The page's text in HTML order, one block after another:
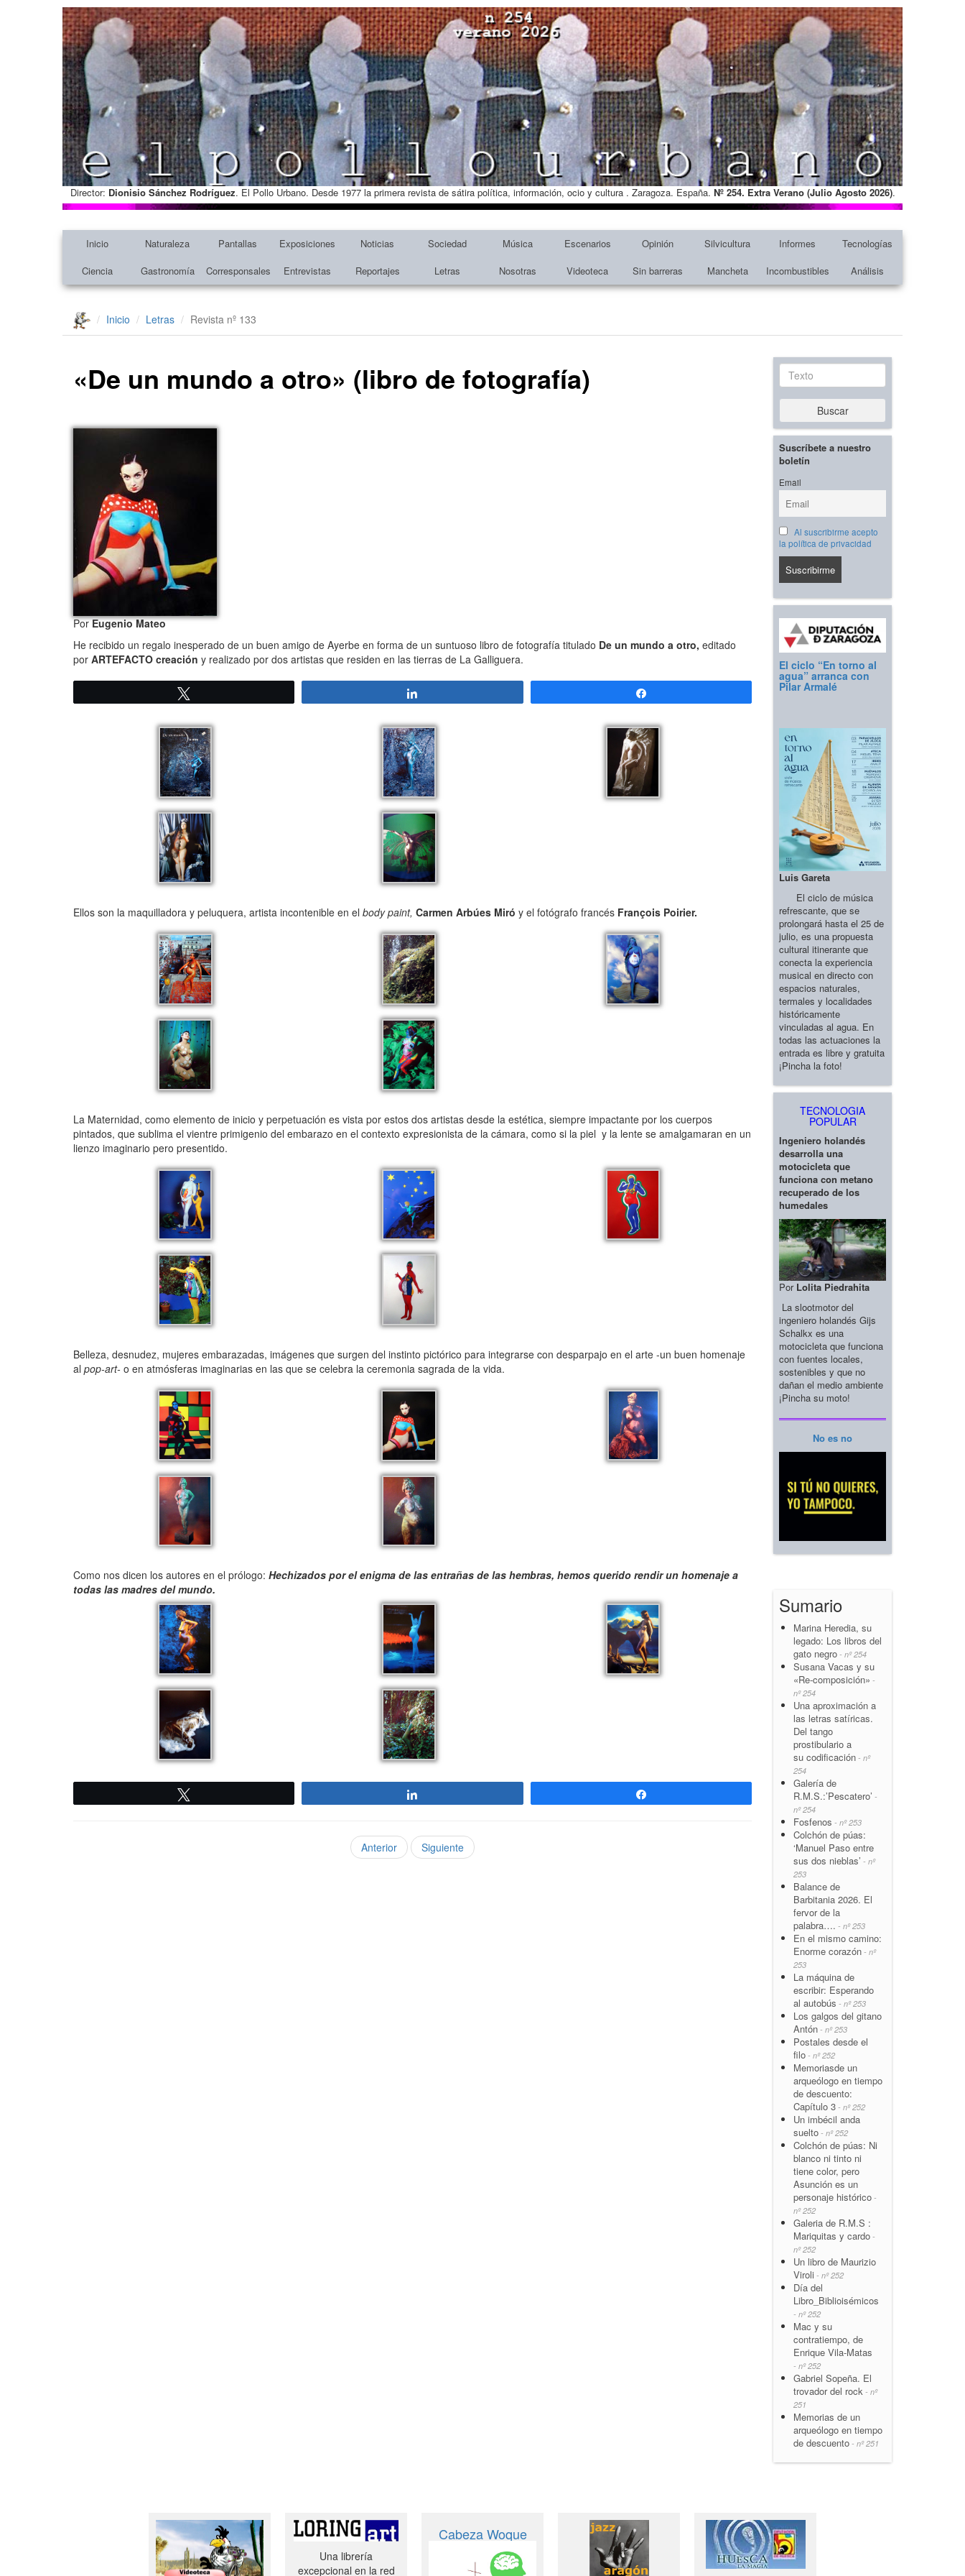
Director: Dionisio Sánchez Rodríguez. El Pollo Urbano. Desde 1977 la primera revista de sátira política, información, ocio y cultura . Zaragoza. España. Nº 254. Extra Verano (Julio Agosto 2026).
Inicio Naturaleza Pantallas Exposiciones Noticias Sociedad Música Escenarios Opinión Silvicultura Informes
Tecnologías
Ciencia
Gastronomía Corresponsales Entrevistas Reportajes Letras Nosotras Videoteca Sin barreras Mancheta Incombustibles Análisis
Inicio Letras Revista nº 133
«De un mundo a otro» (libro de fotografía)
PorEugenio Mateo
He recibido un regalo inesperado de un buen amigo de Ayerbe en forma de un suntuoso libro de fotografía titulado De un mundo a otro, editado
por ARTEFACTO creación y realizado por dos artistas que residen en las tierras de La Galliguera.
Ellos son la maquilladora y peluquera, artista incontenible en el body paint, Carmen Arbúes Miró y el fotógrafo francés François Poirier.
La Maternidad, como elemento de inicio y perpetuación es vista por estos dos artistas desde la estética, siempre impactante por los cuerpos
pintados, que sublima el vientre primigenio del embarazo en el contexto expresionista de la cámara, como si la piel y la lente se amalgamaran en un
lienzo imaginario pero presentido.
Belleza, desnudez, mujeres embarazadas, imágenes que surgen del instinto pictórico para integrarse con desparpajo en el arte -un buen homenaje
al pop-art- o en atmósferas imaginarias en las que se celebra la ceremonia sagrada de la vida.
Como nos dicen los autores en el prólogo: Hechizados por el enigma de las entrañas de las hembras, hemos querido rendir un homenaje a
todas las madres del mundo.
Anterior Siguiente
Texto
Buscar
Suscríbete a nuestro
boletín
Email
Al suscribirme acepto
la política de privacidad
El ciclo “En torno al
agua” arranca con
Pilar Armalé
Luis Gareta
El ciclo de música
refrescante, que se
prolongará hasta el 25 de
julio, es una propuesta
cultural itinerante que
conecta la experiencia
musical en directo con
espacios naturales,
termales y localidades
históricamente
vinculadas al agua. En
todas las actuaciones la
entrada es libre y gratuita
¡Pincha la foto!
TECNOLOGIA
POPULAR
Ingeniero holandés
desarrolla una
motocicleta que
funciona con metano
recuperado de los
humedales
Por Lolita Piedrahita
La slootmotor del
ingeniero holandés Gijs
Schalkx es una
motocicleta que funciona
con fuentes locales,
sostenibles y que no
dañan el medio ambiente
¡Pincha su moto!
No es no
Sumario
Marina Heredia, su
legado: Los libros del
gato negro - nº 254
Susana Vacas y su
«Re-composición» -
nº 254
Una aproximación a
las letras satíricas.
Del tango
prostibulario a
su codificación - nº
254
Galería de
R.M.S.:’Pescatero’ -
nº 254
Fosfenos - nº 253
Colchón de púas:
‘Manuel Paso entre
sus dos nieblas’ - nº
253
Balance de
Barbitania 2026. El
fervor de la
palabra…. - nº 253
En el mismo camino:
Enorme corazón - nº
253
La máquina de
escribir: Esperando
al autobús - nº 253
Los galgos del gitano
Antón - nº 253
Postales desde el
filo - nº 252
Memoriasde un
arqueólogo en tiempo
de descuento:
Capítulo 3 - nº 252
Un imbécil anda
suelto - nº 252
Colchón de púas: Ni
blanco ni tinto ni
tiene color, pero
Asunción es un
personaje histórico -
nº 252
Galeria de R.M.S :
Mariquitas y cardo -
nº 252
Un libro de Maurizio
Viroli - nº 252
Día del
Libro_Biblioisémicos
- nº 252
Mac y su
contratiempo, de
Enrique Vila-Matas
- nº 252
Gabriel Sopeña. El
trovador del rock - nº
251
Memorias de un
arqueólogo en tiempo
de descuento - nº 251
Una librería
excepcional en la red
Cabeza Woque